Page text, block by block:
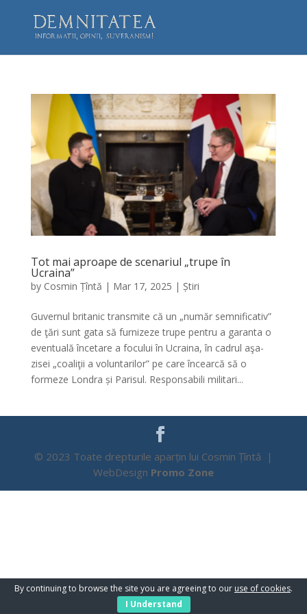
Tot mai aproape de scenariul „trupe în
Ucraina”
by Cosmin Țîntă | Mar 17, 2025 | Știri
Guvernul britanic transmite că un „număr semnificativ”
de ţări sunt gata să furnizeze trupe pentru a garanta o
eventuală încetare a focului în Ucraina, în cadrul aşa-
zisei „coaliţii a voluntarilor” pe care încearcă să o
formeze Londra și Parisul. Responsabili militari...
© 2023 Toate drepturile aparțin lui Cosmin Țîntă |
WebDesign Promo Zone
By continuing to browse the site you are agreeing to our use of cookies.
I Understand